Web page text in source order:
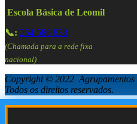
Escola Básica de Leomil
📞: 254 586 833
(Chamada para a rede fixa
nacional)
Copyright © 2022 Agrupamentos
Todos os direitos reservados.